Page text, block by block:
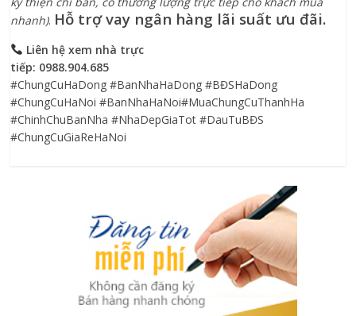
nhanh). Hỗ trợ vay ngân hàng lãi suất ưu đãi.
Liên hệ xem nhà trực
tiếp: 0988.904.685
#ChungCuHaDong #BanNhaHaDong #BĐSHaDong
#ChungCuHaNoi #BanNhaHaNoi#MuaChungCuThanhHa
#ChinhChuBanNha #NhaDepGiaTot #DauTuBĐS
#ChungCuGiaReHaNoi